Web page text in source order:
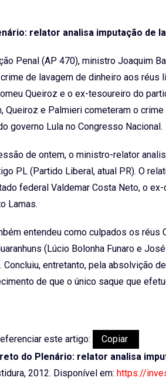
relator analisa imputação de
Penal (AP 470), ministro Joaquim
de lavagem de dinheiro aos
Queiroz e o ex-tesoureiro do
Queiroz e Palmieri cometeram o
governo Lula no Congresso Nacional.
de ontem, o ministro-relator
PL (Partido Liberal, atual PR). O
federal Valdemar Costa Neto, o
Lamas.
entendeu como culpados os
(Lúcio Bolonha Funaro e
Concluiu, entretanto, pela absolvição
de que o único saque que
este artigo:
Copiar
do Plenário: relator analisa
2012. Disponível em: https://